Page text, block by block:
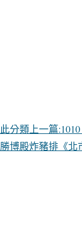
此分類上一篇
勝博殿炸豬排《北